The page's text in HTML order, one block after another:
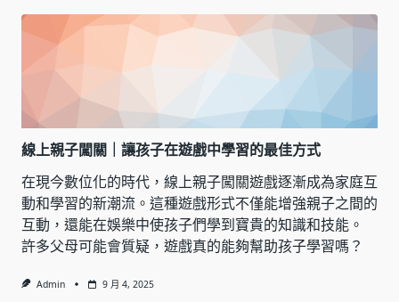
線上親子闖關｜讓孩子在遊戲中學習的最佳方式
在現今數位化的時代，線上親子闖關遊戲逐漸成為家庭互
動和學習的新潮流。這種遊戲形式不僅能增強親子之間的
互動，還能在娛樂中使孩子們學到寶貴的知識和技能。
許多父母可能會質疑，遊戲真的能夠幫助孩子學習嗎？
Admin 9 月 4, 2025